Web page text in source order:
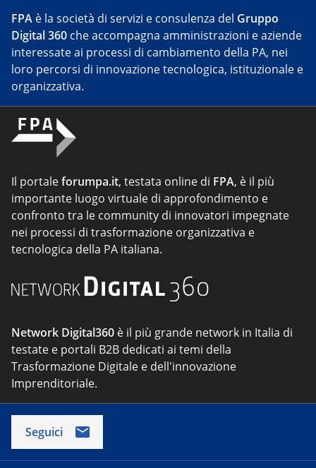
FPA è la società di servizi e consulenza del Gruppo
Digital 360 che accompagna amministrazioni e aziende
interessate ai processi di cambiamento della PA, nei
loro percorsi di innovazione tecnologica, istituzionale e
organizzativa.
Il portaleforumpa.it, testata online di FPA, è il più
importante luogo virtuale di approfondimento e
confronto tra le community di innovatori impegnate
nei processi di trasformazione organizzativa e
tecnologica della PA italiana.
Network Digital360 è il più grande network in Italia di
testate e portali B2B dedicati ai temi della
Trasformazione Digitale e dell'innovazione
Imprenditoriale.
Seguici